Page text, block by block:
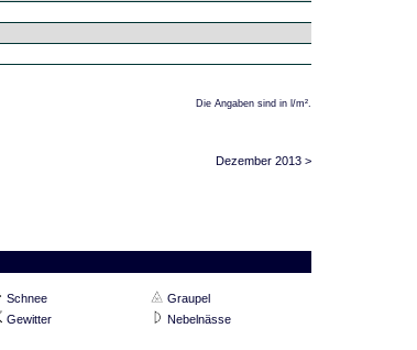
Die Angaben sind in l/m².
Dezember 2013 >
Schnee
Graupel
Gewitter
Nebelnässe